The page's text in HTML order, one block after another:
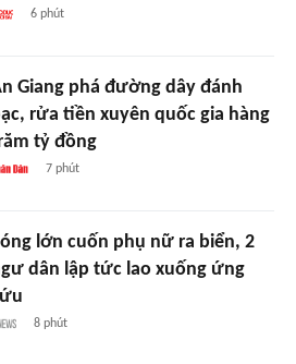
6 phút
Giang phá đường dây đánh
rửa tiền xuyên quốc gia hàng
tỷ đồng
7 phút
lớn cuốn phụ nữ ra biển, 2
dân lập tức lao xuống ứng
8 phút